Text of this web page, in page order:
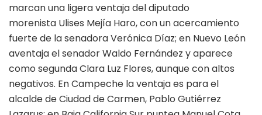
marcan una ligera ventaja del diputado
morenista Ulises Mejía Haro, con un acercamiento
fuerte de la senadora Verónica Díaz; en Nuevo León
aventaja el senador Waldo Fernández y aparece
como segunda Clara Luz Flores, aunque con altos
negativos. En Campeche la ventaja es para el
alcalde de Ciudad de Carmen, Pablo Gutiérrez